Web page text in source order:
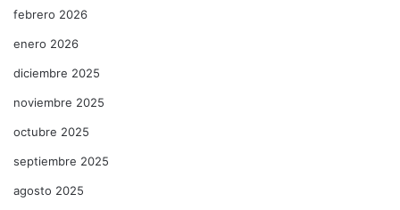
febrero 2026
enero 2026
diciembre 2025
noviembre 2025
octubre 2025
septiembre 2025
agosto 2025